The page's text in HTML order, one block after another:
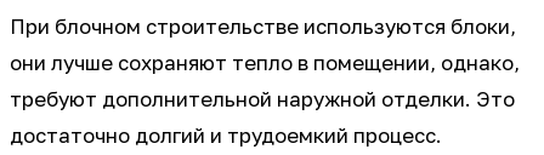
При блочном строительстве используются блоки,
они лучше сохраняют тепло в помещении, однако,
требуют дополнительной наружной отделки. Это
достаточно долгий и трудоемкий процесс.